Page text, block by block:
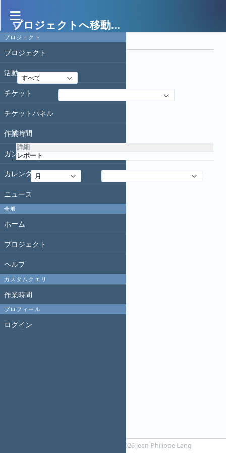
プロジェクト
プロジェクト
活動
チケット
チケットパネル
作業時間
ガントチャート
カレンダー
ニュース
全般
ホーム
プロジェクト
ヘルプ
カスタムクエリ
作業時間
プロフィール
ログイン
プロジェクトへ移動...
作業時間
フィルタ
すべて
フィルタ追加
詳細
レポート
詳細: 月
© 2006-2026 Jean-Philippe Lang